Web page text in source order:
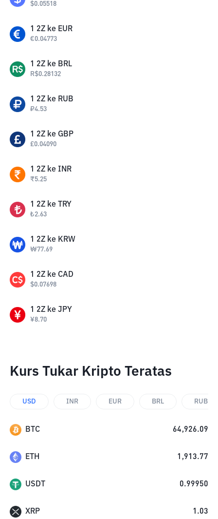
$0.05518
1 2Z ke EUR
€0.04773
1 2Z ke BRL
R$0.28132
1 2Z ke RUB
₽4.53
1 2Z ke GBP
£0.04090
1 2Z ke INR
₹5.25
1 2Z ke TRY
₺2.63
1 2Z ke KRW
₩77.69
1 2Z ke CAD
$0.07698
1 2Z ke JPY
¥8.70
Kurs Tukar Kripto Teratas
USD INR EUR BRL RUB
BTC 64,926.09
ETH 1,913.77
USDT 0.99950
XRP 1.03